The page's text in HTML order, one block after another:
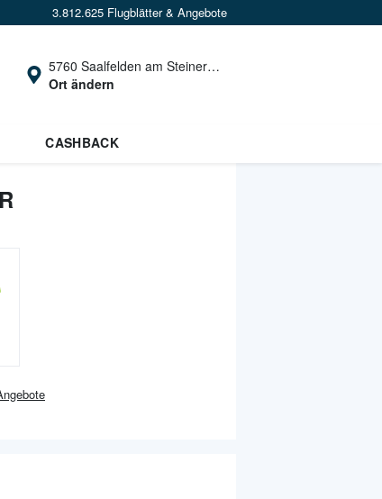
3.812.625 Flugblätter & Angebote
5760 Saalfelden am Steinernen Meer
Ort ändern
CASHBACK